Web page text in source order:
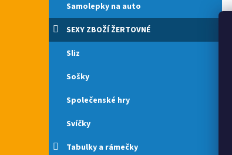
Samolepky na auto
SEXY ZBOŽÍ ŽERTOVNÉ
Sliz
Sošky
Společenské hry
Svíčky
Tabulky a rámečky